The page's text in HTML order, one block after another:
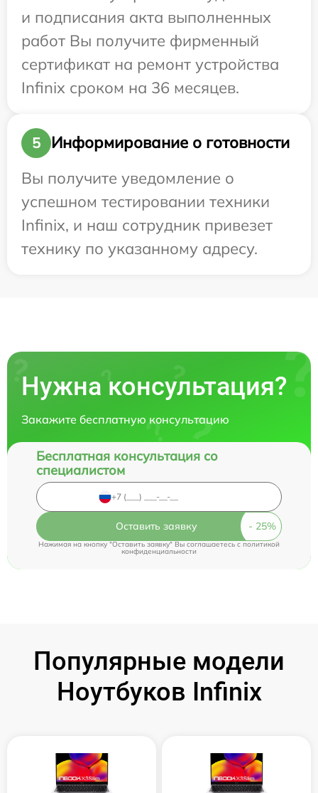
и подписания акта выполненных
работ Вы получите фирменный
сертификат на ремонт устройства
Infinix сроком на 36 месяцев.
5
Информирование о готовности
Вы получите уведомление о
успешном тестировании техники
Infinix, и наш сотрудник привезет
технику по указанному адресу.
Нужна консультация?
Закажите бесплатную консультацию
Бесплатная консультация со
специалистом
Оставить заявку
Нажимая на кнопку "Оставить заявку" Вы соглашаетесь cполитикой
конфиденциальности
Популярные модели
Ноутбуков Infinix